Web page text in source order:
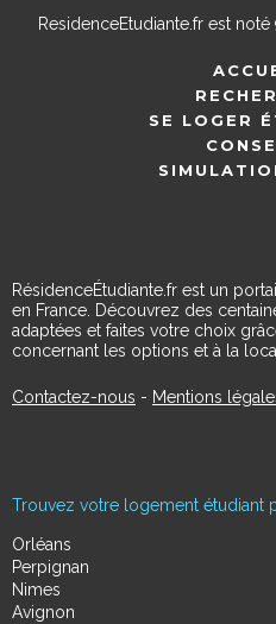
ResidenceEtudiante.frest noté
SE LOGER
RésidenceÉtudiante.fr est un
en France. Découvrez des
adaptées et faites votre choix
concernant les options et à la
Contactez-nous - Mentions
Trouvez votre logement étudiant
Orléans
Perpignan
Nimes
Avignon